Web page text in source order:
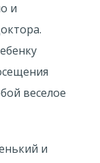
и
веселое
и